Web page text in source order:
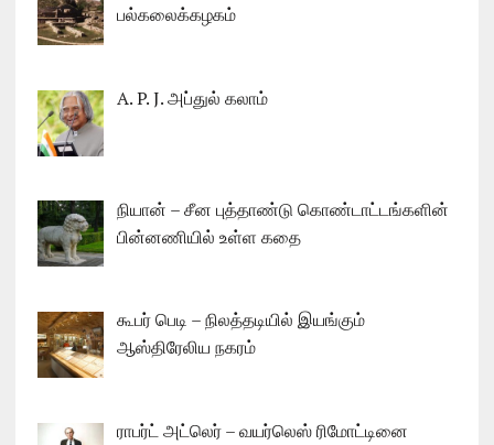
பல்கலைக்கழகம்
A. P. J. அப்துல் கலாம்
நியான் – சீன புத்தாண்டு கொண்டாட்டங்களின்
பின்னணியில் உள்ள கதை
கூபர் பெடி – நிலத்தடியில் இயங்கும்
ஆஸ்திரேலிய நகரம்
ராபர்ட் அட்லெர் – வயர்லெஸ் ரிமோட்டினை